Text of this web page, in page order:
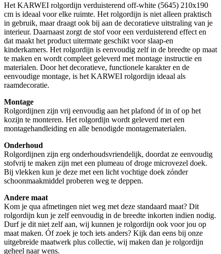
Het KARWEI rolgordijn verduisterend off-white (5645) 210x190
cm is ideaal voor elke ruimte. Het rolgordijn is niet alleen praktisch
in gebruik, maar draagt ook bij aan de decoratieve uitstraling van je
interieur. Daarnaast zorgt de stof voor een verduisterend effect en
dat maakt het product uitermate geschikt voor slaap-en
kinderkamers. Het rolgordijn is eenvoudig zelf in de breedte op maat
te maken en wordt compleet geleverd met montage instructie en
materialen. Door het decoratieve, functionele karakter en de
eenvoudige montage, is het KARWEI rolgordijn ideaal als
raamdecoratie.
Montage
Rolgordijnen zijn vrij eenvoudig aan het plafond óf in of op het
kozijn te monteren. Het rolgordijn wordt geleverd met een
montagehandleiding en alle benodigde montagematerialen.
Onderhoud
Rolgordijnen zijn erg onderhoudsvriendelijk, doordat ze eenvoudig
stofvrij te maken zijn met een plumeau of droge microvezel doek.
Bij vlekken kun je deze met een licht vochtige doek zónder
schoonmaakmiddel proberen weg te deppen.
Andere maat
Kom je qua afmetingen niet weg met deze standaard maat? Dit
rolgordijn kun je zelf eenvoudig in de breedte inkorten indien nodig.
Durf je dit niet zelf aan, wij kunnen je rolgordijn ook voor jou op
maat maken. Óf zoek je toch iets anders? Kijk dan eens bij onze
uitgebreide maatwerk plus collectie, wij maken dan je rolgordijn
geheel naar wens.